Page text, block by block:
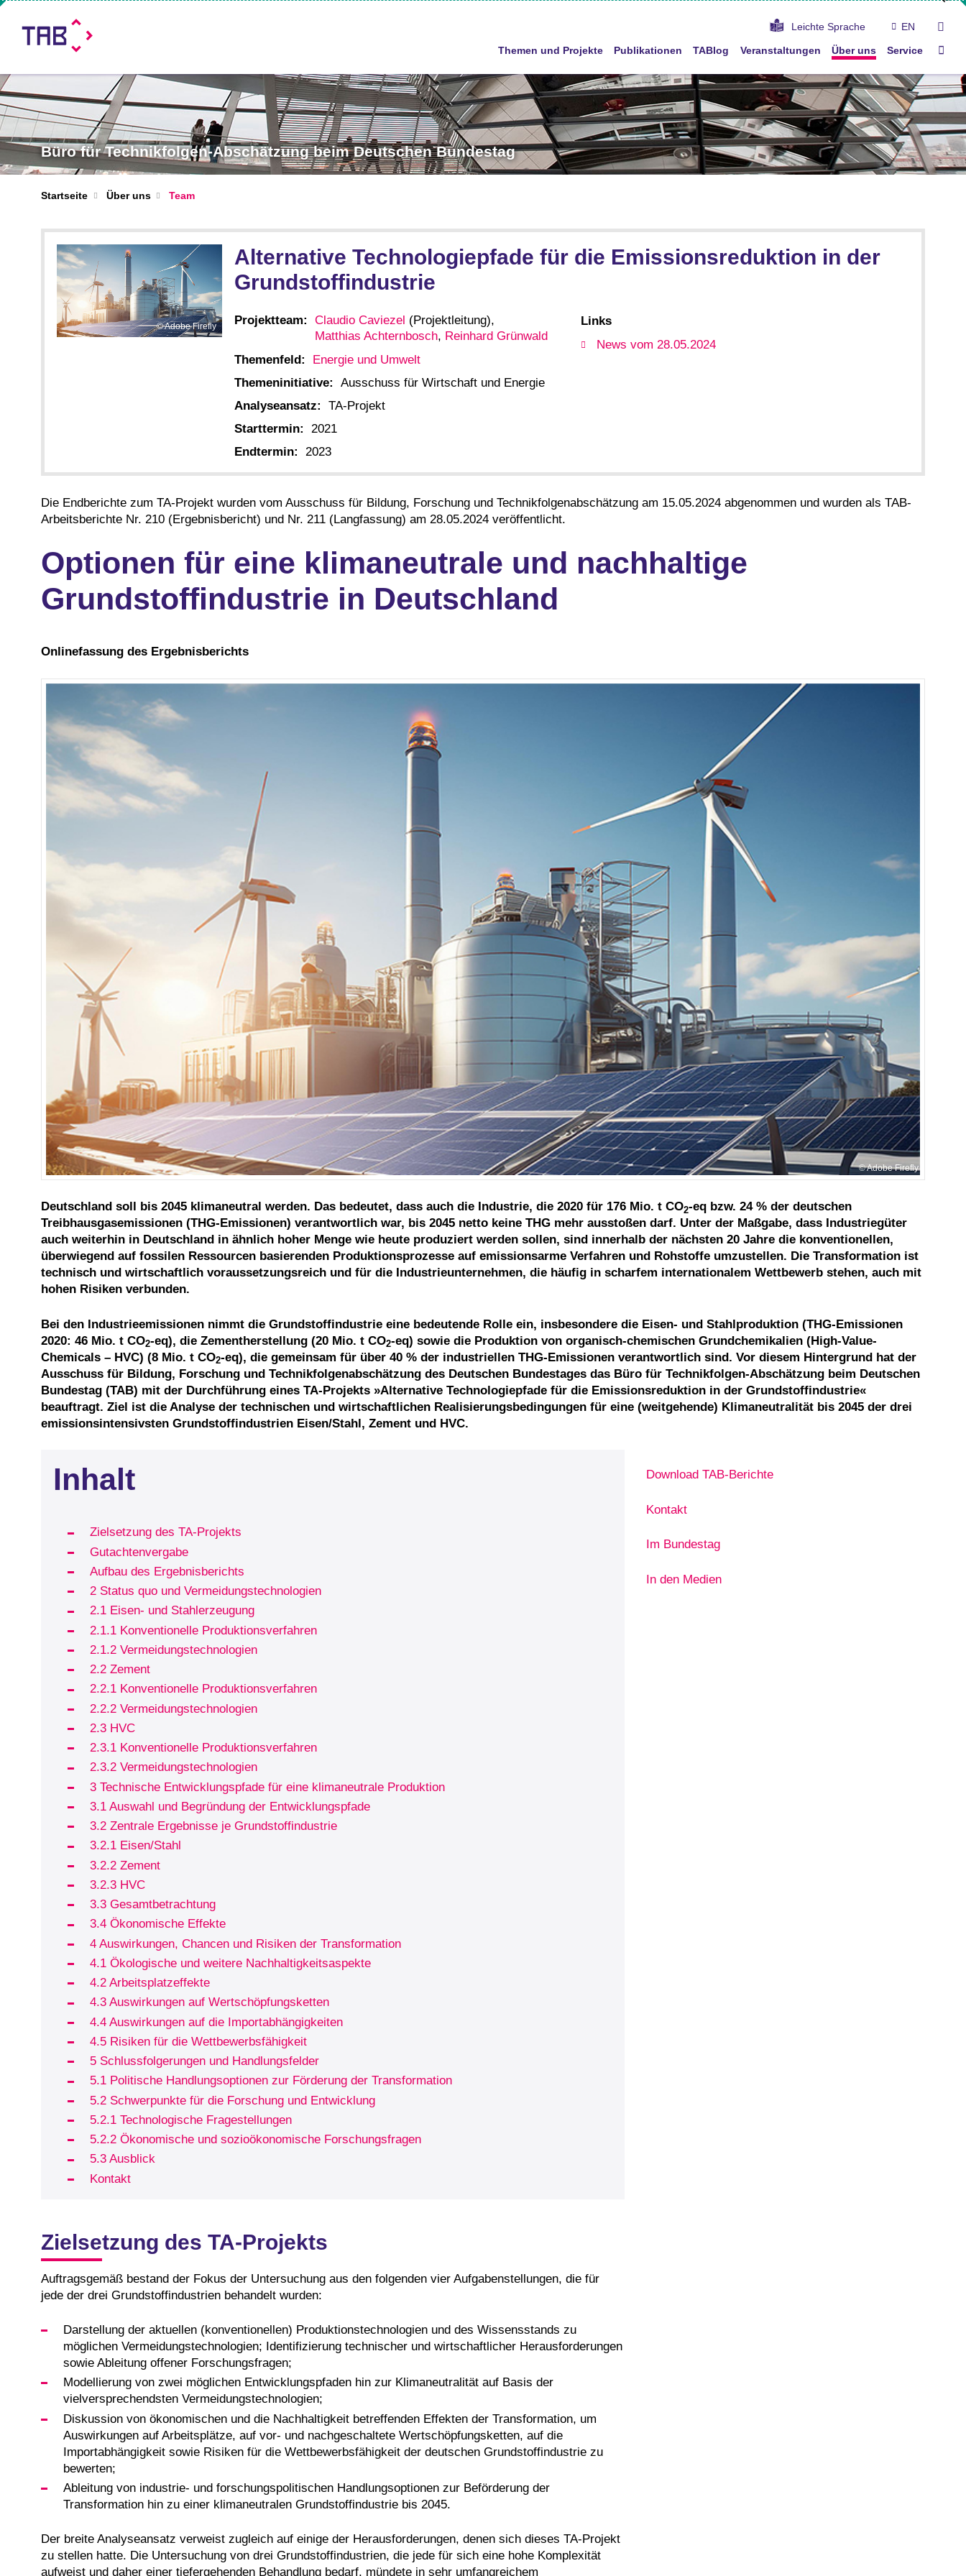
Leichte Sprache EN
Themen und Projekte Publikationen TABlog Veranstaltungen Über uns Service
Büro für Technikfolgen-Abschätzung beim Deutschen Bundestag
Startseite Über uns Team
Adobe Firefly
Alternative Technologiepfade für die Emissionsreduktion in der
Grundstoffindustrie
Projektteam: Claudio Caviezel (Projektleitung),
Matthias Achternbosch, Reinhard Grünwald
Themenfeld:
Energie und Umwelt
Themeninitiative:
Ausschuss für Wirtschaft und Energie
Analyseansatz:
TA-Projekt
Starttermin:
2021
Endtermin:
2023
Links
News vom 28.05.2024
Die Endberichte zum TA-Projekt wurden vom Ausschuss für Bildung, Forschung und Technikfolgenabschätzung am 15.05.2024 abgenommen und wurden als TAB-
Arbeitsberichte Nr. 210 (Ergebnisbericht) und Nr. 211 (Langfassung) am 28.05.2024 veröffentlicht.
Optionen für eine klimaneutrale und nachhaltige
Grundstoffindustrie in Deutschland
Onlinefassung des Ergebnisberichts
Adobe Firefly
Deutschland soll bis 2045 klimaneutral werden. Das bedeutet, dass auch die Industrie, die 2020 für 176 Mio. t CO2-eq bzw. 24 % der deutschen
Treibhausgasemissionen (THG-Emissionen) verantwortlich war, bis 2045 netto keine THG mehr ausstoßen darf. Unter der Maßgabe, dass Industriegüter
auch weiterhin in Deutschland in ähnlich hoher Menge wie heute produziert werden sollen, sind innerhalb der nächsten 20 Jahre die konventionellen,
überwiegend auf fossilen Ressourcen basierenden Produktionsprozesse auf emissionsarme Verfahren und Rohstoffe umzustellen. Die Transformation ist
technisch und wirtschaftlich voraussetzungsreich und für die Industrieunternehmen, die häufig in scharfem internationalem Wettbewerb stehen, auch mit
hohen Risiken verbunden.
Bei den Industrieemissionen nimmt die Grundstoffindustrie eine bedeutende Rolle ein, insbesondere die Eisen- und Stahlproduktion (THG-Emissionen
2020: 46 Mio. t CO2-eq), die Zementherstellung (20 Mio. t CO2-eq) sowie die Produktion von organisch-chemischen Grundchemikalien (High-Value-
Chemicals – HVC) (8 Mio. t CO2-eq), die gemeinsam für über 40 % der industriellen THG-Emissionen verantwortlich sind. Vor diesem Hintergrund hat der
Ausschuss für Bildung, Forschung und Technikfolgenabschätzung des Deutschen Bundestages das Büro für Technikfolgen-Abschätzung beim Deutschen
Bundestag (TAB) mit der Durchführung eines TA-Projekts »Alternative Technologiepfade für die Emissionsreduktion in der Grundstoffindustrie«
beauftragt. Ziel ist die Analyse der technischen und wirtschaftlichen Realisierungsbedingungen für eine (weitgehende) Klimaneutralität bis 2045 der drei
emissionsintensivsten Grundstoffindustrien Eisen/Stahl, Zement und HVC.
Inhalt
Zielsetzung des TA-Projekts
Gutachtenvergabe
Aufbau des Ergebnisberichts
2 Status quo und Vermeidungstechnologien
2.1 Eisen- und Stahlerzeugung
2.1.1 Konventionelle Produktionsverfahren
2.1.2 Vermeidungstechnologien
2.2 Zement
2.2.1 Konventionelle Produktionsverfahren
2.2.2 Vermeidungstechnologien
2.3 HVC
2.3.1 Konventionelle Produktionsverfahren
2.3.2 Vermeidungstechnologien
3 Technische Entwicklungspfade für eine klimaneutrale Produktion
3.1 Auswahl und Begründung der Entwicklungspfade
3.2 Zentrale Ergebnisse je Grundstoffindustrie
3.2.1 Eisen/Stahl
3.2.2 Zement
3.2.3 HVC
3.3 Gesamtbetrachtung
3.4 Ökonomische Effekte
4 Auswirkungen, Chancen und Risiken der Transformation
4.1 Ökologische und weitere Nachhaltigkeitsaspekte
4.2 Arbeitsplatzeffekte
4.3 Auswirkungen auf Wertschöpfungsketten
4.4 Auswirkungen auf die Importabhängigkeiten
4.5 Risiken für die Wettbewerbsfähigkeit
5 Schlussfolgerungen und Handlungsfelder
5.1 Politische Handlungsoptionen zur Förderung der Transformation
5.2 Schwerpunkte für die Forschung und Entwicklung
5.2.1 Technologische Fragestellungen
5.2.2 Ökonomische und sozioökonomische Forschungsfragen
5.3 Ausblick
Kontakt
Download TAB-Berichte
Kontakt
Im Bundestag
In den Medien
Zielsetzung des TA-Projekts
Auftragsgemäß bestand der Fokus der Untersuchung aus den folgenden vier Aufgabenstellungen, die für
jede der drei Grundstoffindustrien behandelt wurden:
Darstellung der aktuellen (konventionellen) Produktionstechnologien und des Wissensstands zu
möglichen Vermeidungstechnologien; Identifizierung technischer und wirtschaftlicher Herausforderungen
sowie Ableitung offener Forschungsfragen;
Modellierung von zwei möglichen Entwicklungspfaden hin zur Klimaneutralität auf Basis der
vielversprechendsten Vermeidungstechnologien;
Diskussion von ökonomischen und die Nachhaltigkeit betreffenden Effekten der Transformation, um
Auswirkungen auf Arbeitsplätze, auf vor- und nachgeschaltete Wertschöpfungsketten, auf die
Importabhängigkeit sowie Risiken für die Wettbewerbsfähigkeit der deutschen Grundstoffindustrie zu
bewerten;
Ableitung von industrie- und forschungspolitischen Handlungsoptionen zur Beförderung der
Transformation hin zu einer klimaneutralen Grundstoffindustrie bis 2045.
Der breite Analyseansatz verweist zugleich auf einige der Herausforderungen, denen sich dieses TA-Projekt
zu stellen hatte. Die Untersuchung von drei Grundstoffindustrien, die jede für sich eine hohe Komplexität
aufweist und daher einer tiefergehenden Behandlung bedarf, mündete in sehr umfangreichem